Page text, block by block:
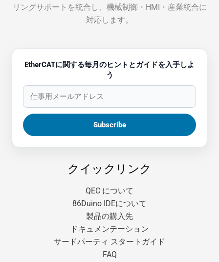
リングサポートを統合し、機械制御・HMI・産業統合に
対応します。
EtherCATに関する毎月のヒントとガイドを入手しよ
う
クイックリンク
QEC について
86Duino IDEについて
製品の購入先
ドキュメンテーション
サードパーティ スタートガイド
FAQ